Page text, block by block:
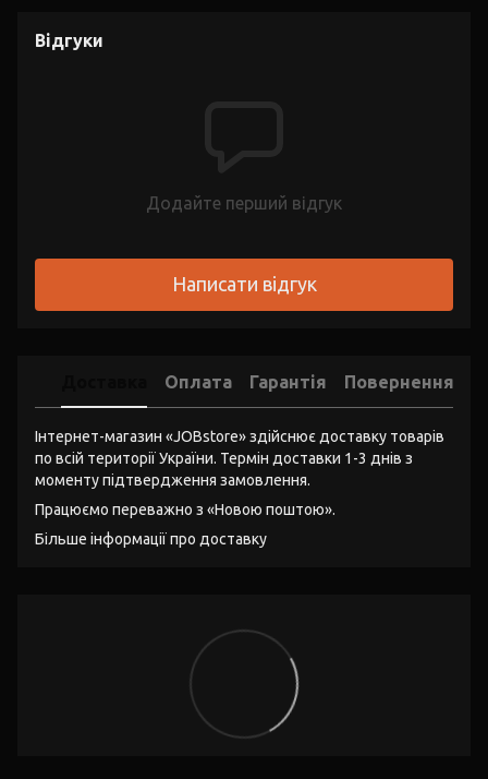
Відгуки
Додайте перший відгук
Написати відгук
Оплата Гарантія Повернення
Інтернет-магазин «JOBstore» здійснює доставку товарів
по всій території України. Термін доставки 1-3 днів з
моменту підтвердження замовлення.
Працюємо переважно з «Новою поштою».
Більше інформації про доставку